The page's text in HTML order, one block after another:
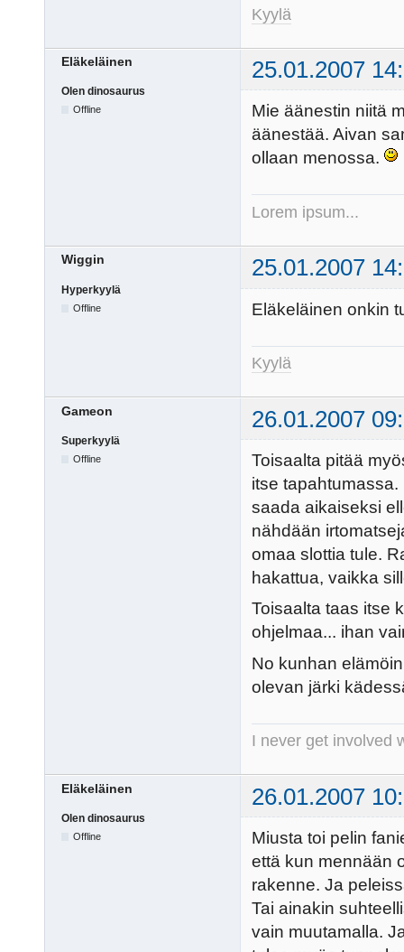
Kyylä
Eläkeläinen 25.01.2007
Olen dinosaurus
Offline
Mie äänestin niitä
äänestää. Aivan
ollaan menossa.
Lorem ipsum...
Wiggin 25.01.2007
Hyperkyylä
Offline Eläkeläinen onkin
Kyylä
Gameon 26.01.2007
Superkyylä
Offline
Toisaalta pitää
itse
saada aikaiseksi
nähdään
omaa slottia tule.
hakattua, vaikka
Toisaalta taas itse
ohjelmaa... ihan
No kunhan
olevan järki
I never get involved
Eläkeläinen 26.01.2007
Olen dinosaurus
Offline
Miusta toi pelin
että kun mennään
rakenne. Ja
Tai ainakin
vain muutamalla.